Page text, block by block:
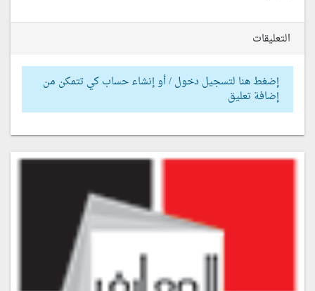
التعليقات
إضغط هنا لتسجيل دخول / أو إنشاء حساب كي تتمكن من
إضافة تعليق